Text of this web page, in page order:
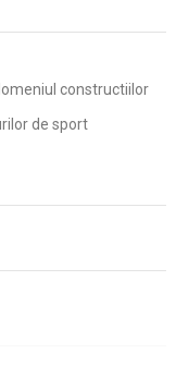
constructiilor
de sport